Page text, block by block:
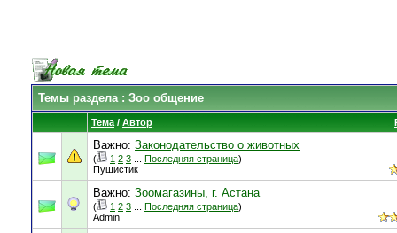
Темы раздела: Зоо общение
Тема / Автор
Важно: Законодательство о животных
( 1 2 3 Последняя страница)
Пушистик
Важно: Зоомагазины, г. Астана
( 1 2 3 Последняя страница)
Admin